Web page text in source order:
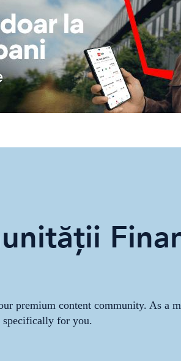
premium content community. As a
specifically for you.